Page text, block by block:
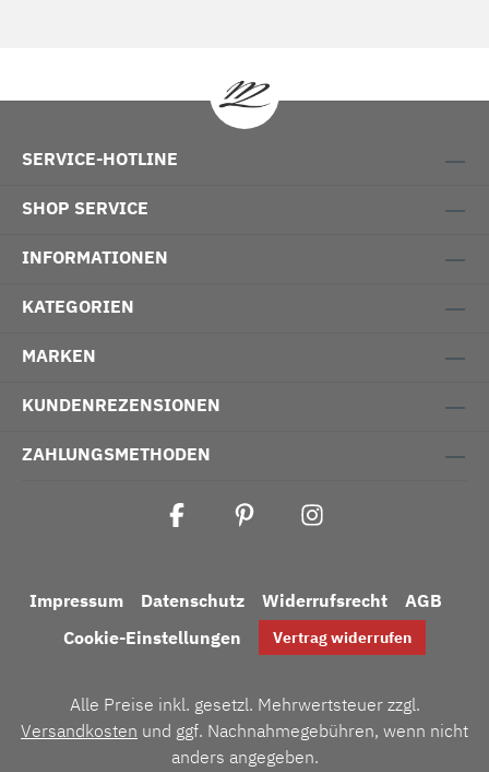
SERVICE-HOTLINE
SHOP SERVICE
INFORMATIONEN
KATEGORIEN
MARKEN
KUNDENREZENSIONEN
ZAHLUNGSMETHODEN
Impressum Datenschutz Widerrufsrecht
AGB
Cookie-Einstellungen
Vertrag widerrufen
Alle Preise inkl. gesetzl. Mehrwertsteuer zzgl.
Versandkosten und ggf. Nachnahmegebühren, wenn nicht
anders angegeben.